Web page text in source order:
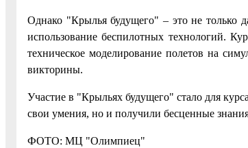
Однако "Крылья будущего" – это не только
использование беспилотных технологий.
техническое моделирование полетов на
викторины.
Участие в "Крыльях будущего" стало для
свои умения, но и получили бесценные
ФОТО: МЦ "Олимпиец"